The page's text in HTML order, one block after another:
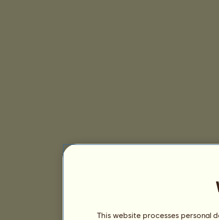
This website processes personal